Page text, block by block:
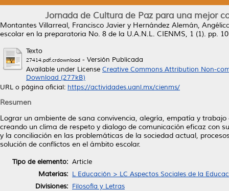
Jornada de Cultura de Paz para una mejor
Montantes Villarreal, Francisco Javier y Hernández Alemán,
escolar en la preparatoria No. 8 de la U.A.N.L. CIENMS, 1 (1). pp.
Texto
27414.pdf.crdownload - Versión Publicada
Available under License Creative Commons Attribution Non-
Download (277kB)
URL o página oficial: https://actividades.uanl.mx/cienms/
Resumen
Lograr un ambiente de sana convivencia, alegría, empatía y
creando un clima de respeto y dialogo de comunicación eficaz con
y la conciliación en las problemáticas de la sociedad actual,
solución de conflictos en el ámbito escolar.
Tipo de elemento: Article
Materias: L Educación > LC Aspectos Sociales de la
Divisiones: Filosofía y Letras